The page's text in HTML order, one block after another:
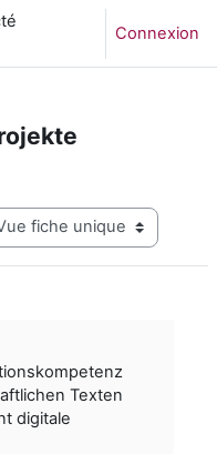
Connexion
tertiaire du mode
Texten
digitale